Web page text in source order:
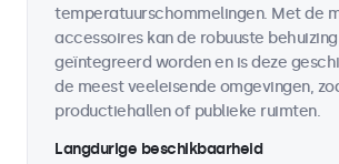
temperatuurschommelingen. Met de
accessoires kan de robuuste
geïntegreerd worden en is deze
de meest veeleisende omgevingen,
productiehallen of publieke ruimten.
Langdurige beschikbaarheid